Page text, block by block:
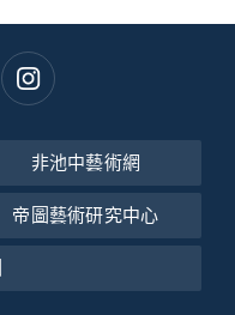
非池中藝術網
帝圖藝術研究中心